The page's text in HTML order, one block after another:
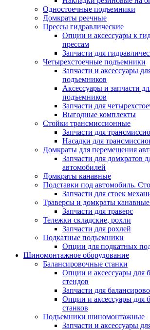
Одностоечные подъемники
Домкраты реечные
Прессы гидравлические
Опции и аксессуары к
прессам
Запчасти для
Четырехстоечные подъемники
Запчасти и аксессуары
подъемников
Аксессуары и запчасти
подъемников
Запчасти для
Выгодные комплекты
Стойки трансмиссионные
Запчасти для
Насадки для
Домкраты для перемещения
Запчасти для домкратов
автомобилей
Домкраты канавные
Подставки под автомобиль.
Запчасти для стоек
Траверсы и домкраты
Запчасти для траверс
Тележки складские, рохли
Запчасти для рохлей
Подкатные подъемники
Опции для подкатных
Шиномонтажное оборудование
Балансировочные станки
Опции и аксессуары для
стендов
Запчасти для
Опции и аксессуары для
станков
Подъемники шиномонтажные
Запчасти и аксессуары